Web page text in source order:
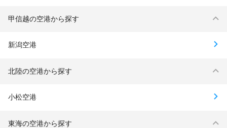
甲信越の空港から探す
新潟空港
北陸の空港から探す
小松空港
東海の空港から探す